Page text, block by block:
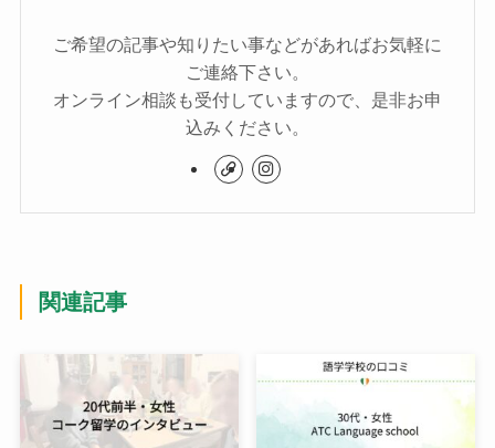
ご希望の記事や知りたい事などがあればお気軽に
ご連絡下さい。
オンライン相談も受付していますので、是非お申
込みください。
関連記事